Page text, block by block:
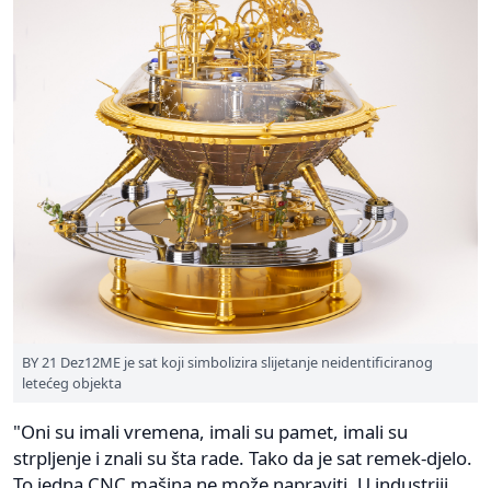
BY 21 Dez12ME je sat koji simbolizira slijetanje neidentificiranog
letećeg objekta
"Oni su imali vremena, imali su pamet, imali su
strpljenje i znali su šta rade. Tako da je sat remek-djelo.